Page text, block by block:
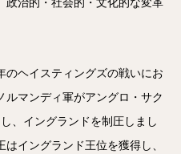
政治的・社会的・文化的な変革
のヘイスティングズの戦いにお
ルマンディ軍がアングロ・サク
、イングランドを制圧しまし
イングランド王位を獲得し、